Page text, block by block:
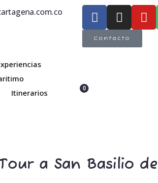
Contacto
Itinerarios
0
a San Basilio de